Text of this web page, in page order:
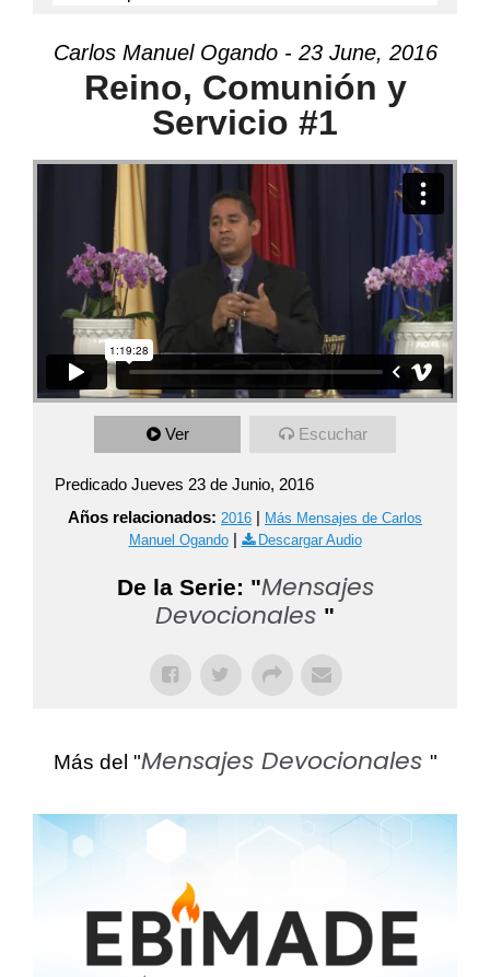
Carlos Manuel Ogando - 23 June, 2016
Reino, Comunión y
Servicio #1
Ver Escuchar
Predicado Jueves 23 de Junio, 2016
Años relacionados: 2016 | Más Mensajes de Carlos
Manuel Ogando| Descargar Audio
De la Serie: "Mensajes
Devocionales "
Más del "Mensajes Devocionales "